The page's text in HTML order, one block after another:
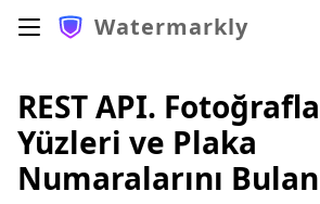
Watermarkly
REST API.
Yüzleri ve Plaka
Numaralarını